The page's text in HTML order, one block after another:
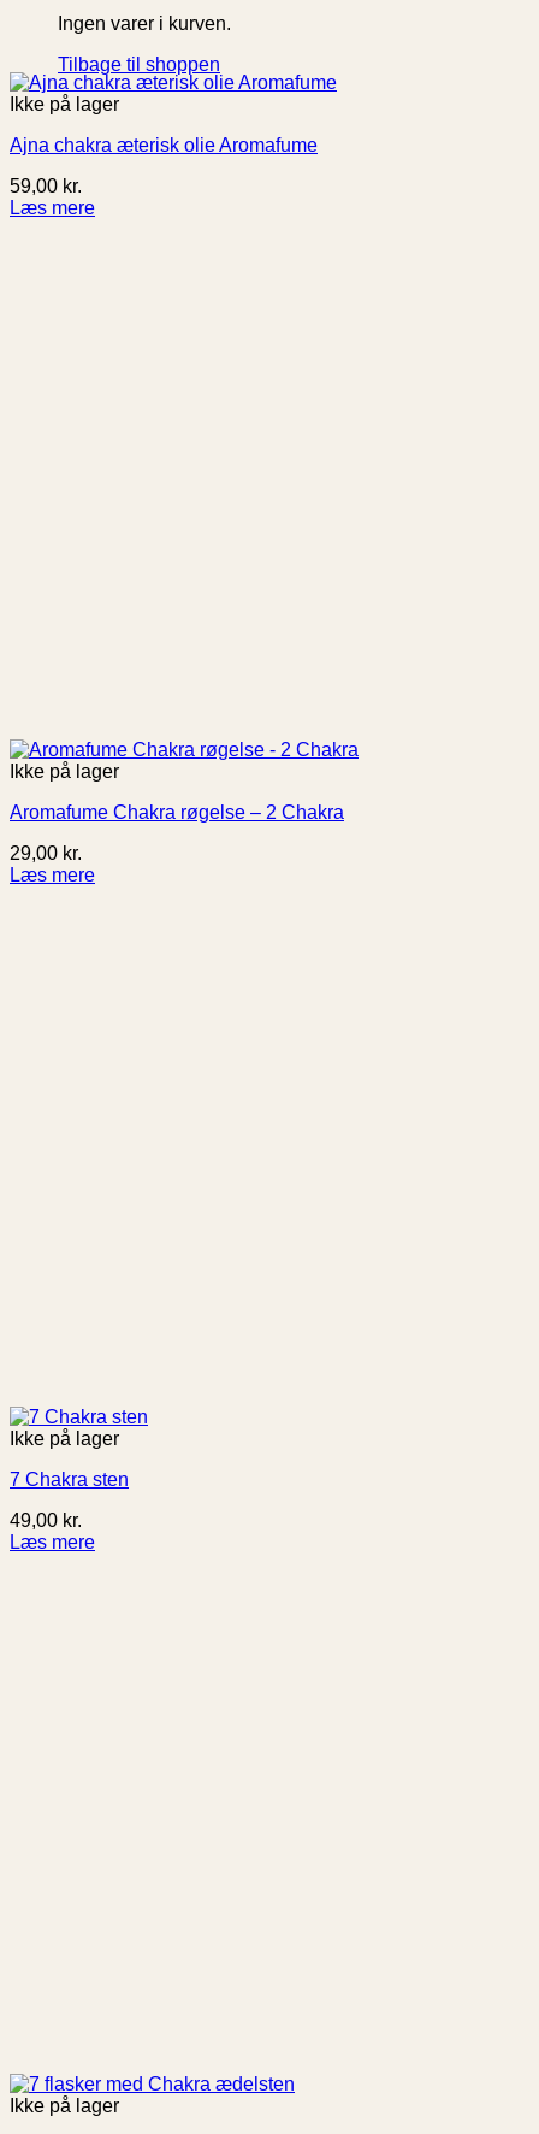
Ingen varer i kurven.
Tilbage til shoppen
Ikke på lager
Ajna chakra æterisk olie Aromafume
59,00 kr.
Læs mere
Ikke på lager
Aromafume Chakra røgelse – 2 Chakra
29,00 kr.
Læs mere
Ikke på lager
7 Chakra sten
49,00 kr.
Læs mere
Ikke på lager